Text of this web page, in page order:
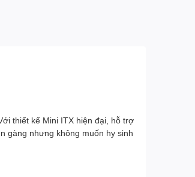
thiết kế Mini ITX hiện đại, hỗ trợ
gàng nhưng không muốn hy sinh